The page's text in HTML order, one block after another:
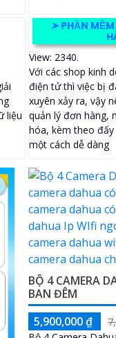
liệu
➤PHẦN
View: 2340.
Với các shop kinh
điện tử thì việc bị
xuyên xảy ra, vậy
quản lý đơn hàng,
hóa, kèm theo
một cách dễ dàng
BỘ 4 CAMERA
BAN ĐÊM
5,900,000 ₫